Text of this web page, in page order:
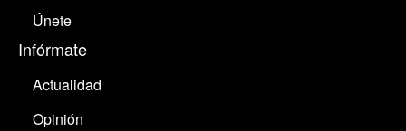
Únete
Infórmate
Actualidad
Opinión